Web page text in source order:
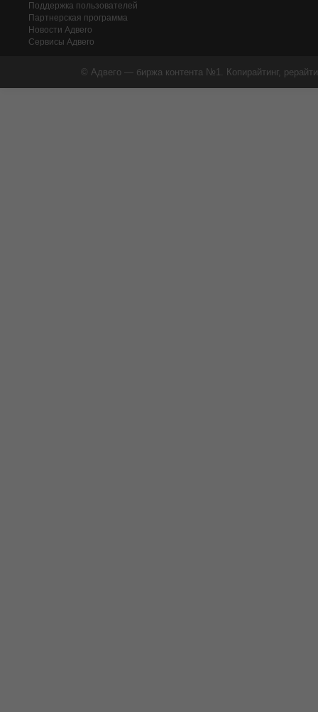
Поддержка пользователей
Партнерская программа
Новости Адвего
Сервисы Адвего
© Адвего — биржа контента №1. Копирайтинг,